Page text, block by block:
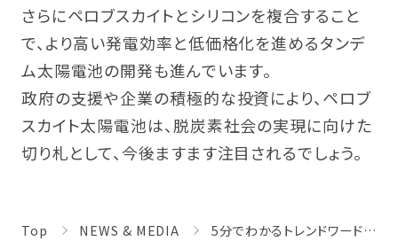
さらにペロブスカイトとシリコンを複合すること
で、より高い発電効率と低価格化を進めるタンデ
ム太陽電池の開発も進んでいます。
政府の支援や企業の積極的な投資により、ペロブ
スカイト太陽電池は、脱炭素社会の実現に向けた
切り札として、今後ますます注目されるでしょう。
Top NEWS & MEDIA 5分でわかるトレンドワード ペロブスカイト太陽電池